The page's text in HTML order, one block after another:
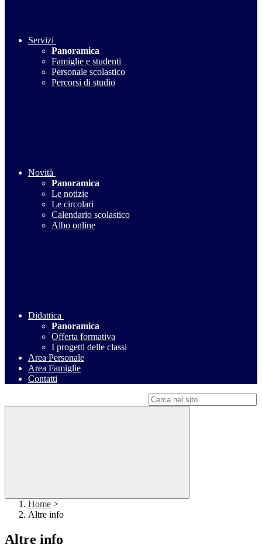
Servizi
Panoramica
Famiglie e studenti
Personale scolastico
Percorsi di studio
Novità
Panoramica
Le notizie
Le circolari
Calendario scolastico
Albo online
Didattica
Panoramica
Offerta formativa
I progetti delle classi
Area Personale
Area Famiglie
Contatti
Home >
Altre info
Altre info